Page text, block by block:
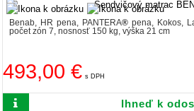
Benab, HR pena, PANTERA® pena, Kokos,
počet zón 7, nosnosť 150 kg, výška 21 cm
493,00 € s DPH
Ihneď k